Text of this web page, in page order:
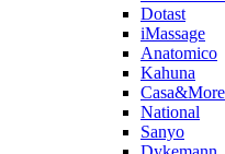
Dotast
iMassage
Anatomico
Kahuna
Casa&More
National
Sanyo